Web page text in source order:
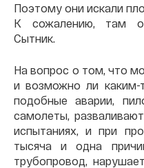
Поэтому они искали
К сожалению, там
Сытник.
На вопрос о том, что
и возможно ли каким-
подобные аварии,
самолеты,
испытаниях, и при
тысяча и одна
трубопровод,